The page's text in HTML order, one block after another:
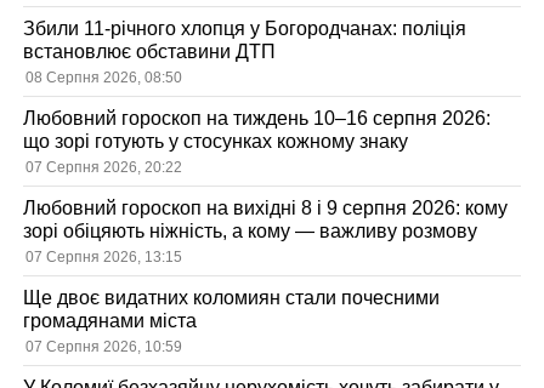
Збили 11-річного хлопця у Богородчанах: поліція
встановлює обставини ДТП
08 Серпня 2026, 08:50
Любовний гороскоп на тиждень 10–16 серпня 2026:
що зорі готують у стосунках кожному знаку
07 Серпня 2026, 20:22
Любовний гороскоп на вихідні 8 і 9 серпня 2026: кому
зорі обіцяють ніжність, а кому — важливу розмову
07 Серпня 2026, 13:15
Ще двоє видатних коломиян стали почесними
громадянами міста
07 Серпня 2026, 10:59